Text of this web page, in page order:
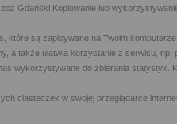
Gdański Kopiowanie lub
które są zapisywane na Twoim
a także ułatwia korzystanie z serwisu,
wykorzystywane do zbierania statystyk.
ciasteczek w swojej przeglądarce